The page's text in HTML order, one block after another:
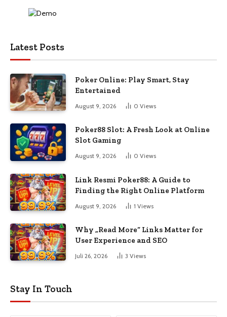
Latest Posts
Poker Online: Play Smart, Stay
Entertained
August 9, 2026 0 Views
Poker88 Slot: A Fresh Look at Online
Slot Gaming
August 9, 2026 0 Views
Link Resmi Poker88: A Guide to
Finding the Right Online Platform
August 9, 2026 1 Views
Why „Read More“ Links Matter for
User Experience and SEO
Juli 26, 2026 3 Views
Stay In Touch